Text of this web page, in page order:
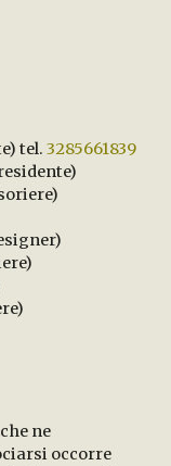
tel.3285661839
ne
occorre